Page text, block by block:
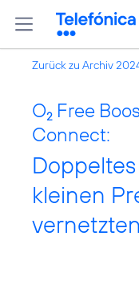
Zurück zu Archiv
O2 Free
Connect:
kleinen